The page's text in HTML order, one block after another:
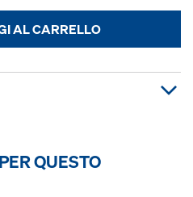
AL CARRELLO
QUESTO